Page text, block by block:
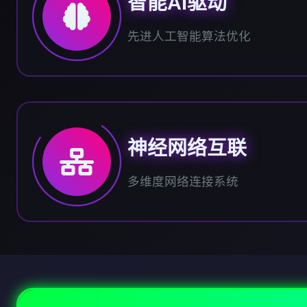
先进人工智能算法优化
神经网络互联
多维度网络连接系统